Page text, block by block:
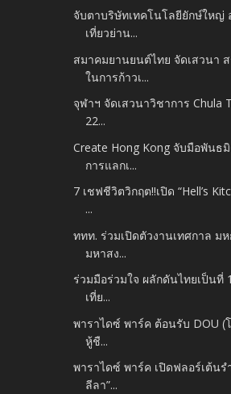
จับตาบริษัทเทคโนโลยียักษ์ใหญ่
เที่ยวย่าน...
สมาคมยานยนต์ไทย จัดเสวนา
ในการก้าวเ...
จุฬาฯ จัดเสวนาวิชาการ Chula
22...
Create Hong Kong จับมือพันธ
การแลกเ...
7 เชฟชีวิตวิกฤต!!เปิด “Hell’s
...
ททท. ร่วมเปิดตัวงานเทศกาล ม
มหาสง...
ร่วมมือร่วมใจ ผลักดันไทยเป็นที่
เที่ย...
พาราไดซ์ พาร์ค ต้อนรับ DOU (
หู้ชื...
พาราไดซ์ พาร์ค เปิดฟลอร์เต้นร
ลีลา”...